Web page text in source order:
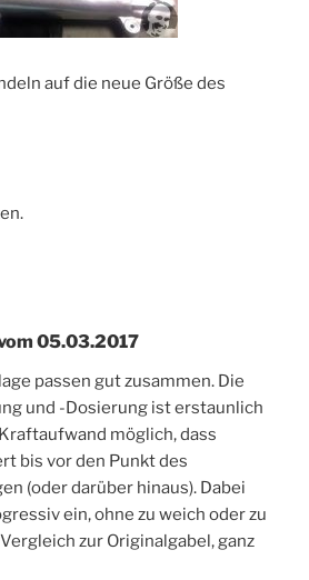
auf die neue Größe des
05.03.2017
passen gut zusammen. Die
und -Dosierung ist erstaunlich
möglich, dass
bis vor den Punkt des
(oder darüber hinaus). Dabei
ein, ohne zu weich oder zu
zur Originalgabel, ganz